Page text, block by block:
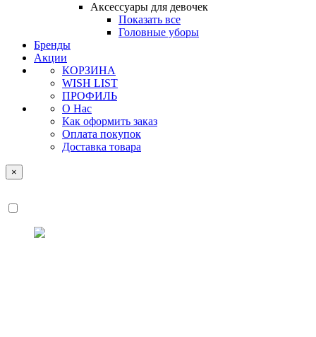
Аксессуары для девочек
Показать все
Головные уборы
Бренды
Акции
КОРЗИНА
WISH LIST
ПРОФИЛЬ
О Нас
Как оформить заказ
Оплата покупок
Доставка товара
×